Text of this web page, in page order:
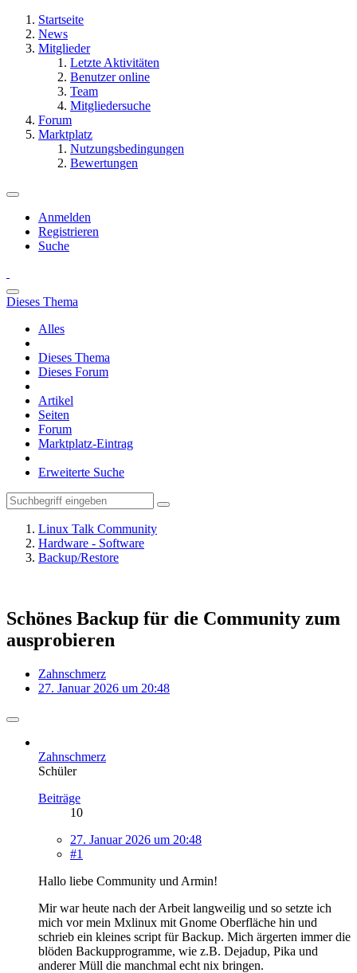
Startseite
News
Mitglieder
Letzte Aktivitäten
Benutzer online
Team
Mitgliedersuche
Forum
Marktplatz
Nutzungsbedingungen
Bewertungen
Anmelden
Registrieren
Suche
Dieses Thema
Alles
Dieses Thema
Dieses Forum
Artikel
Seiten
Forum
Marktplatz-Eintrag
Erweiterte Suche
Linux Talk Community
Hardware - Software
Backup/Restore
Schönes Backup für die Community zum
ausprobieren
Zahnschmerz
27. Januar 2026 um 20:48
Zahnschmerz
Schüler
Beiträge
10
27. Januar 2026 um 20:48
#1
Hallo liebe Community und Armin!
Mir war heute nach der Arbeit langweilig und so setzte ich
mich vor mein Mxlinux mit Gnome Oberfläche hin und
schrieb ein kleines script für Backup. Mich ärgerten immer die
blöden Backupprogramme, wie z.B. Dejadup, Pika und
anderer Müll die manchmal echt nix bringen.